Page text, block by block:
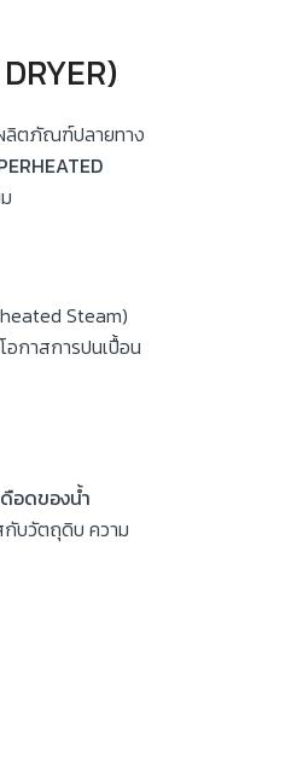
ลิตภัณฑ์ปลายทาง
Steam)
กาสการปนเปื้อน
อดของน้ำ
กับวัตถุดิบ ความ